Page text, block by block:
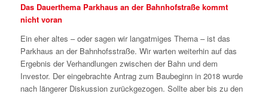
Das Dauerthema Parkhaus an der Bahnhofstraße kommt
nicht voran
Ein eher altes – oder sagen wir langatmiges Thema – ist das
Parkhaus an der Bahnhofsstraße. Wir warten weiterhin auf das
Ergebnis der Verhandlungen zwischen der Bahn und dem
Investor. Der eingebrachte Antrag zum Baubeginn in 2018 wurde
nach längerer Diskussion zurückgezogen. Sollte aber bis zu den